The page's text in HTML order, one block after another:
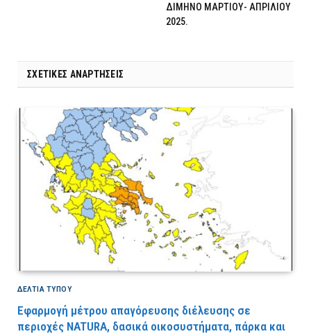
ΔΙΜΗΝΟ ΜΑΡΤΙΟΥ- ΑΠΡΙΛΙΟΥ
2025.
ΣΧΕΤΙΚΈΣ ΑΝΑΡΤΉΣΕΙΣ
ΔΕΛΤΙΑ ΤΥΠΟΥ
Εφαρμογή μέτρου απαγόρευσης διέλευσης σε
περιοχές NATURA, δασικά οικοσυστήματα, πάρκα και